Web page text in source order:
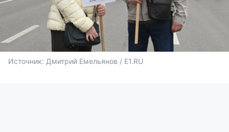
Источник: Дмитрий Емельянов / E1.RU